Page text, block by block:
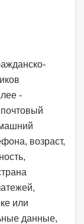
-
возраст,
или
данные,